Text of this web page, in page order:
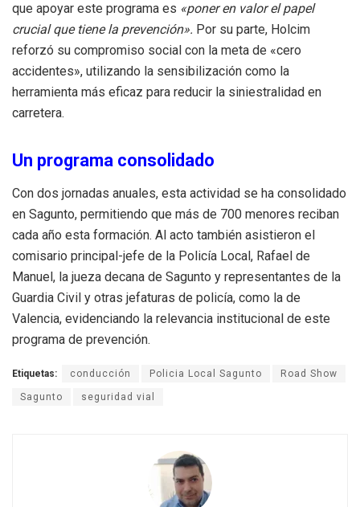
que apoyar este programa es «poner en valor el papel
crucial que tiene la prevención». Por su parte, Holcim
reforzó su compromiso social con la meta de «cero
accidentes», utilizando la sensibilización como la
herramienta más eficaz para reducir la siniestralidad en
carretera.
Un programa consolidado
Con dos jornadas anuales, esta actividad se ha consolidado
en Sagunto, permitiendo que más de 700 menores reciban
cada año esta formación. Al acto también asistieron el
comisario principal-jefe de la Policía Local, Rafael de
Manuel, la jueza decana de Sagunto y representantes de la
Guardia Civil y otras jefaturas de policía, como la de
Valencia, evidenciando la relevancia institucional de este
programa de prevención.
Etiquetas: conducción Policia Local Sagunto Road Show
Sagunto seguridad vial